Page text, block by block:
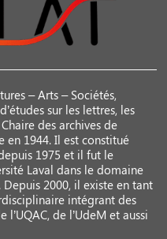
– Arts – Sociétés,
sur les lettres, les
des archives de
en 1944. Il est constitué
1975 et il fut le
Laval dans le domaine
Depuis 2000, il existe en tant
intégrant des
l’UQAC, de l’UdeM et aussi